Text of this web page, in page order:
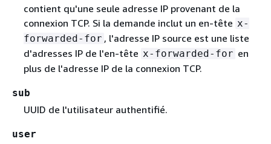
contient qu'une seule adresse IP provenant de la
connexion TCP. Si la demande inclut un en-tête x-
forwarded-for , l'adresse IP source est une liste
d'adresses IP de l'en-tête x-forwarded-for en
plus de l'adresse IP de la connexion TCP.
sub
UUID de l'utilisateur authentifié.
user